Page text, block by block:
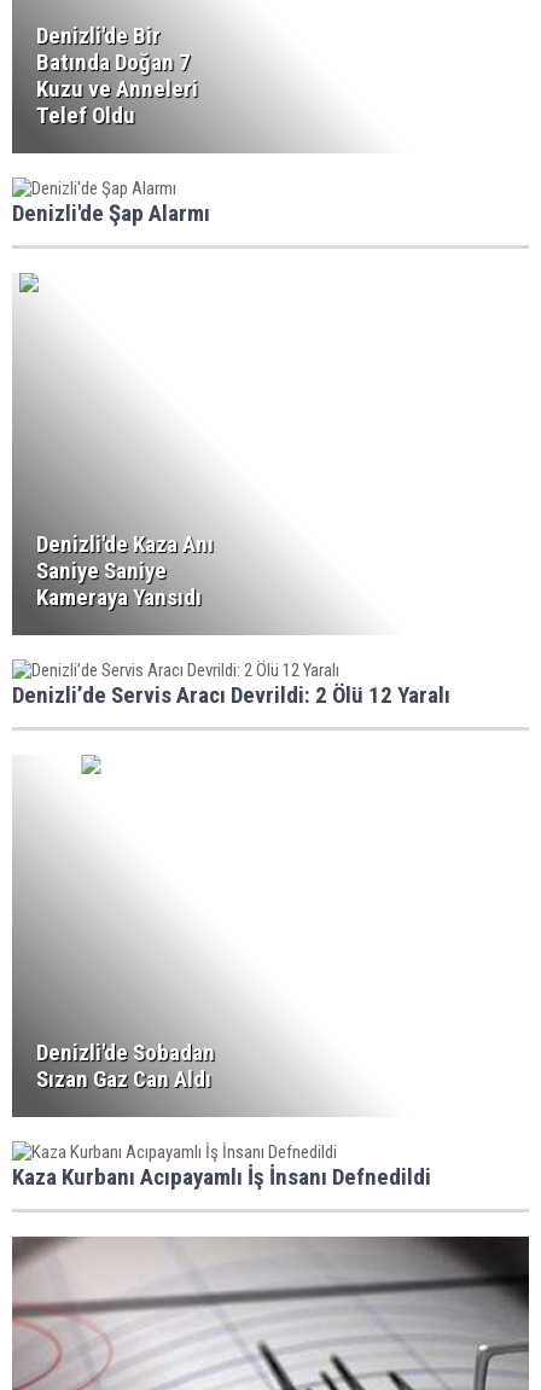
Denizli'de Bir
Batında Doğan 7
Kuzu ve Anneleri
Telef Oldu
Denizli'de Şap Alarmı
Denizli'de Kaza Anı
Saniye Saniye
Kameraya Yansıdı
Denizli’de Servis Aracı Devrildi: 2 Ölü 12 Yaralı
Denizli'de Sobadan
Sızan Gaz Can Aldı
Kaza Kurbanı Acıpayamlı İş İnsanı Defnedildi